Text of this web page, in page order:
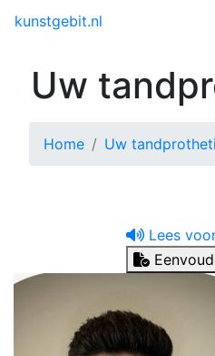
kunstgebit.nl
Uw
Home Uw
Lees